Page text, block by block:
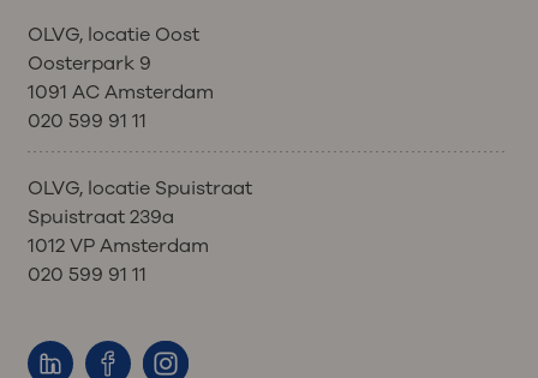
OLVG, locatie Oost
Oosterpark 9
1091 AC Amsterdam
020 599 91 11
OLVG, locatie Spuistraat
Spuistraat 239a
1012 VP Amsterdam
020 599 91 11